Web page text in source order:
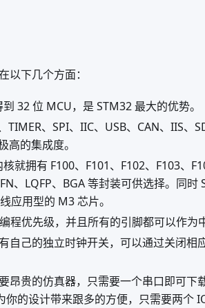
以下几个方面：
32 位 MCU，是 STM32 最大的优势。
TIMER、SPI、IIC、USB、CAN、IIS、
高的集成度。
就拥有 F100、F101、F102、F103、
、LQFP、BGA 等封装可供选择。同时
应用型的 M3 芯片。
程优先级，并且所有的引脚都可以作为
自己的独立时钟开关，可以通过关闭相
昂贵的仿真器，只需要一个串口即可下
你的设计带来跟多的方便，只需要两个